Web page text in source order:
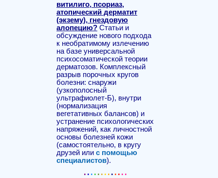
витилиго, псориаз,
атопический дерматит
(экзему), гнездовую
алопецию? Статьи и
обсуждение нового подхода
к необратимому излечению
на базе универсальной
психосоматической теории
дерматозов. Комплексный
разрыв порочных кругов
болезни: снаружи
(узкополосный
ультрафиолет-Б), внутри
(нормализация
вегетативных балансов) и
устранение психологических
напряжений, как личностной
основы болезней кожи
(самостоятельно, в кругу
друзей или с помощью
специалистов).
.............